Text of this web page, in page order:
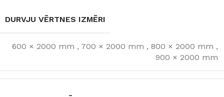
DURVJU VĒRTNES IZMĒRI
600 × 2000 mm , 700 × 2000 mm , 800 × 2000 mm ,
900 × 2000 mm